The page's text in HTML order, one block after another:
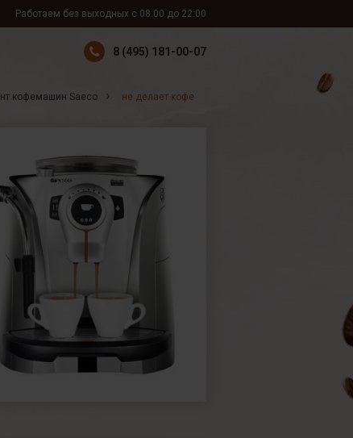
Работаем без выходных с 08:00 до 22:00
8 (495) 181-00-07
кофемашин Saeco не делает кофе